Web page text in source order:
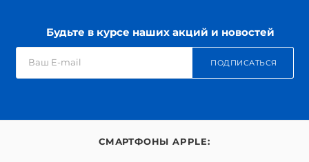
Будьте в курсе наших акций и новостей
ПОДПИСАТЬСЯ
СМАРТФОНЫ APPLE: